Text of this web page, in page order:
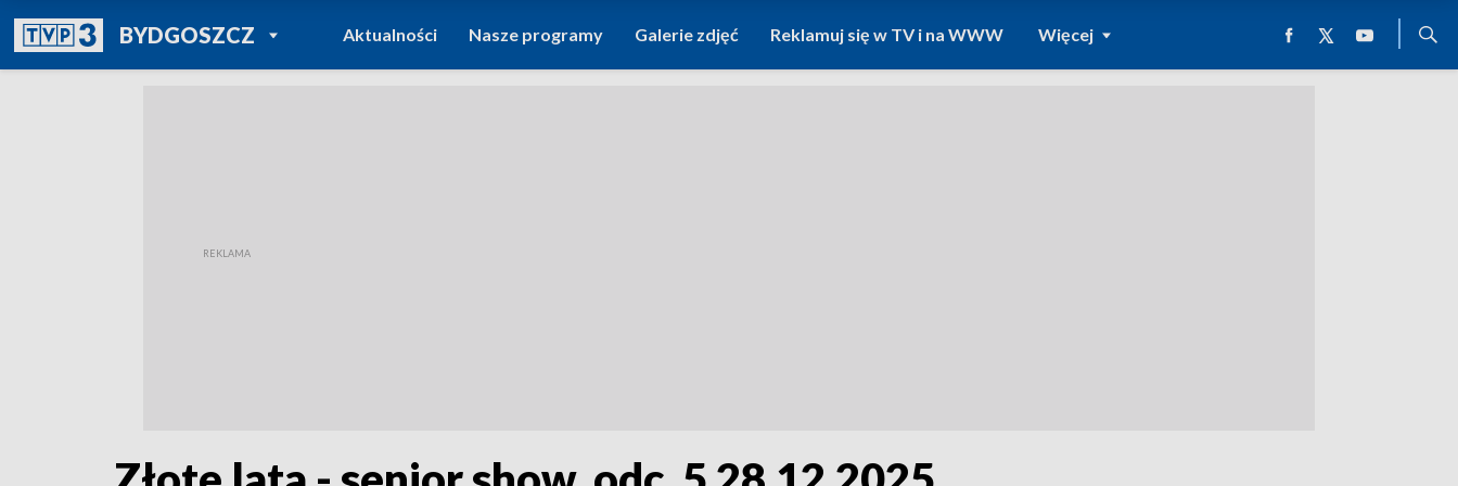
BYDGOSZCZPOWRÓT DO
TVP REGIONY
Aktualności Nasze programy Galerie zdjęć Reklamuj się w TV i na WWW Więcej